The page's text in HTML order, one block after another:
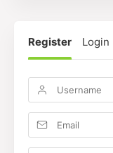
Register Login